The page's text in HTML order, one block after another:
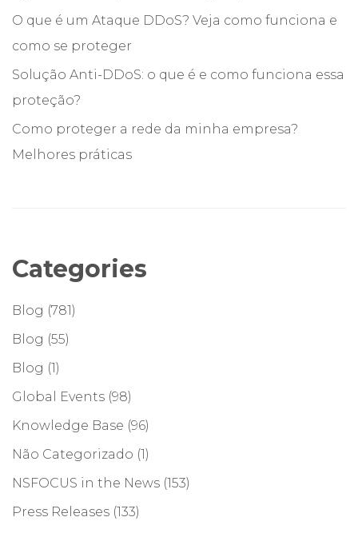
O que é um Ataque DDoS? Veja como funciona e
como se proteger
Solução Anti-DDoS: o que é e como funciona essa
proteção?
Como proteger a rede da minha empresa?
Melhores práticas
Categories
Blog (781)
Blog (55)
Blog (1)
Global Events (98)
Knowledge Base (96)
Não Categorizado (1)
NSFOCUS in the News (153)
Press Releases (133)